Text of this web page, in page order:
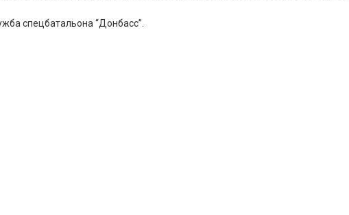
спецбатальона “Донбасс”.